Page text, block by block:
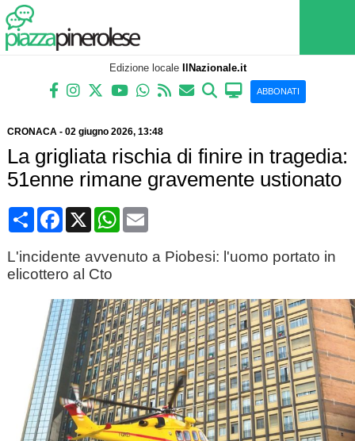
Edizione locale IlNazionale.it
ABBONATI
CRONACA- 02 giugno 2026, 13:48
La grigliata rischia di finire in tragedia:
51enne rimane gravemente ustionato
CondividiFacebook
X WhatsApp
Email
L'incidente avvenuto a Piobesi: l'uomo portato in
elicottero al Cto